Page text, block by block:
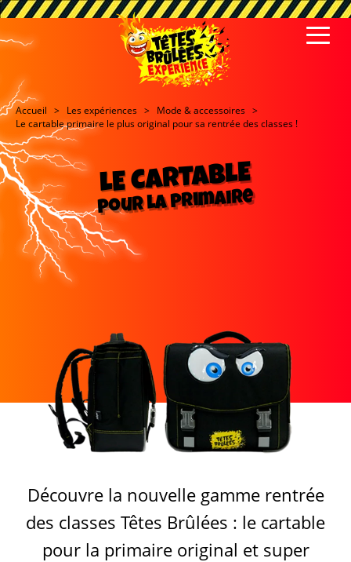
Accueil Les expériences
Mode & accessoires
Le cartable primaire le plus original pour sa rentrée des classes !
LE CARTABLE
pour la primaire
Découvre la nouvelle gamme rentrée
des classes Têtes Brûlées : le cartable
pour la primaire original et super